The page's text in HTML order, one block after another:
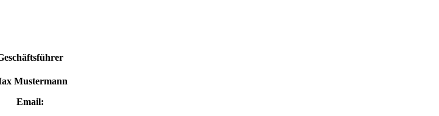
Mustermann
Email: